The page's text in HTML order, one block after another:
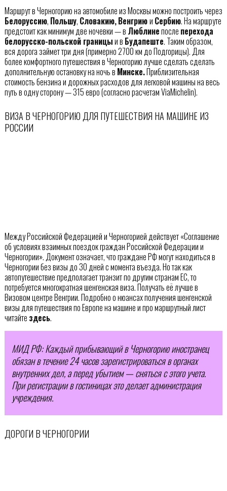
Маршрут в Черногорию на автомобиле из Москвы можно построить через
Белоруссию, Польшу, Словакию,Венгриюи Сербию. На маршруте
предстоит как минимум две ночевки — в Люблинепосле перехода
белорусско-польской границыи в Будапеште. Таким образом,
вся дорога займет три дня (примерно 2700 км до Подгорицы). Для
более комфортного путешествия в Черногорию лучше сделать сделать
дополнительную остановку на ночь в Минске.Приблизительная
стоимость бензина и дорожных расходов для легковой машины на весь
путь в одну сторону — 315 евро (согласно расчетам ViaMichelin).
ВИЗА В ЧЕРНОГОРИЮ ДЛЯ ПУТЕШЕСТВИЯ НА МАШИНЕ ИЗ
РОССИИ
Между Российской Федерацией и Черногорией действует «Соглашение
об условиях взаимных поездок граждан Российской Федерации и
Черногории». Документ означает, что граждане РФ могут находиться в
Черногории без визы до 30 дней с момента въезда. Но так как
автопутешествие предполагает транзит по другим странам ЕС, то
потребуется многократная шенгенская виза. Получать её лучше в
Визовом центре Венгрии. Подробно о нюансах получения шенгенской
визы для путешествия по Европе на машине и про маршрутный лист
читайте здесь.
МИД РФ: Каждый прибывающий в Черногорию иностранец
обязан в течение 24 часов зарегистрироваться в органах
внутренних дел, а перед убытием — сняться с этого учета.
При регистрации в гостиницах это делает администрация
учреждения.
ДОРОГИ В ЧЕРНОГОРИИ